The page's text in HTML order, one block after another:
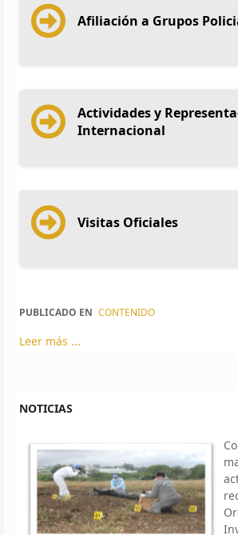
Afiliación a Grupos
Actividades y
Internacional
Visitas Oficiales
PUBLICADO EN CONTENIDO
Leer más ...
NOTICIAS